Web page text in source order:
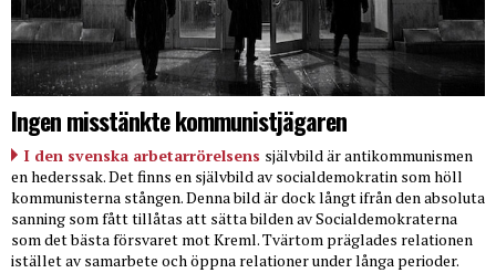
Ingen misstänkte kommunistjägaren
I den svenska arbetarrörelsens självbild är antikommunismen
en hederssak. Det finns en självbild av socialdemokratin som höll
kommunisterna stången. Denna bild är dock långt ifrån den absoluta
sanning som fått tillåtas att sätta bilden av Socialdemokraterna
som det bästa försvaret mot Kreml. Tvärtom präglades relationen
istället av samarbete och öppna relationer under långa perioder.